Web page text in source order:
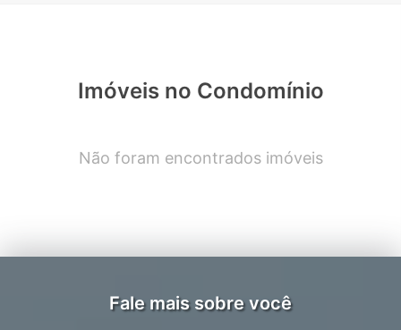
Imóveis no Condomínio
Não foram encontrados imóveis
Fale mais sobre você